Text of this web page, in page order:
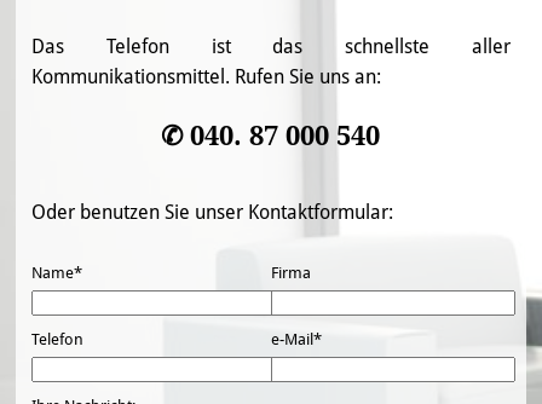
Das Telefon ist das schnellste aller
Kommunikationsmittel. Rufen Sie uns an:
✆ 040. 87 000 540
Oder benutzen Sie unser Kontaktformular:
Name* Firma
Telefon e-Mail*